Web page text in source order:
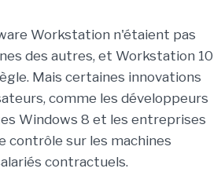
Workstation n'étaient pas
des autres, et Workstation 10
Mais certaines innovations
comme les développeurs
Windows 8 et les entreprises
contrôle sur les machines
contractuels.